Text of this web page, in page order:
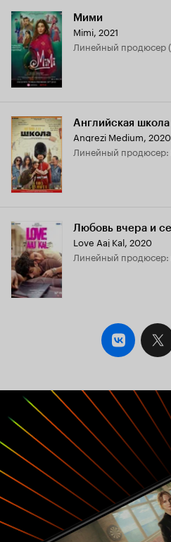
Мими
Mimi, 2021
линейный продюсер
Английская школа
Angrezi Medium, 2020
линейный продюсер:
Любовь вчера и
Love Aaj Kal, 2020
линейный